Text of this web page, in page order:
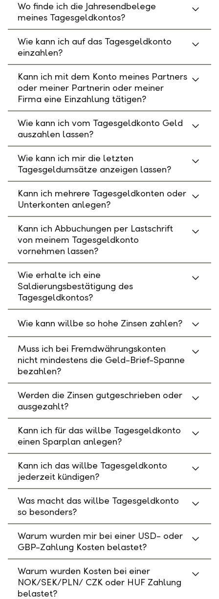
Wo finde ich die Jahresendbelege
meines Tagesgeldkontos?
Wie kann ich auf das Tagesgeldkonto
einzahlen?
Kann ich mit dem Konto meines Partners
oder meiner Partnerin oder meiner
Firma eine Einzahlung tätigen?
Wie kann ich vom Tagesgeldkonto Geld
auszahlen lassen?
Wie kann ich mir die letzten
Tagesgeldumsätze anzeigen lassen?
Kann ich mehrere Tagesgeldkonten oder
Unterkonten anlegen?
Kann ich Abbuchungen per Lastschrift
von meinem Tagesgeldkonto
vornehmen lassen?
Wie erhalte ich eine
Saldierungsbestätigung des
Tagesgeldkontos?
Wie kann willbe so hohe Zinsen zahlen?
Muss ich bei Fremdwährungskonten
nicht mindestens die Geld-Brief-Spanne
bezahlen?
Werden die Zinsen gutgeschrieben oder
ausgezahlt?
Kann ich für das willbe Tagesgeldkonto
einen Sparplan anlegen?
Kann ich das willbe Tagesgeldkonto
jederzeit kündigen?
Was macht das willbe Tagesgeldkonto
so besonders?
Warum wurden mir bei einer USD- oder
GBP-Zahlung Kosten belastet?
Warum wurden Kosten bei einer
NOK/SEK/PLN/ CZK oder HUF Zahlung
belastet?